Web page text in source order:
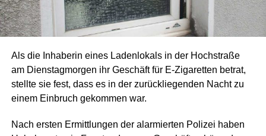
Als die Inhaberin eines Ladenlokals in der Hochstraße
am Dienstagmorgen ihr Geschäft für E-Zigaretten betrat,
stellte sie fest, dass es in der zurückliegenden Nacht zu
einem Einbruch gekommen war.
Nach ersten Ermittlungen der alarmierten Polizei haben